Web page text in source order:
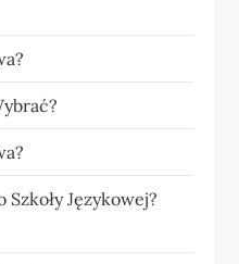
Językowej?